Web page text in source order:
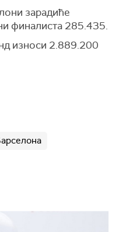
зарадиће
финалиста 285.435.
износи 2.889.200